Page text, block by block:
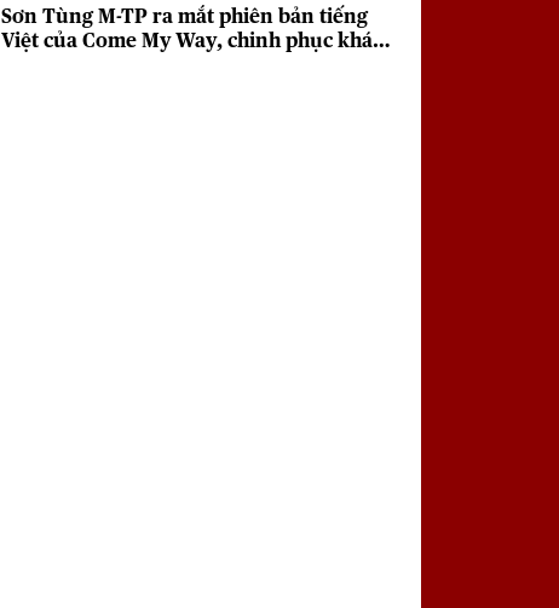
Sơn Tùng M-TP ra mắt phiên bản tiếng
Việt của Come My Way, chinh phục khán